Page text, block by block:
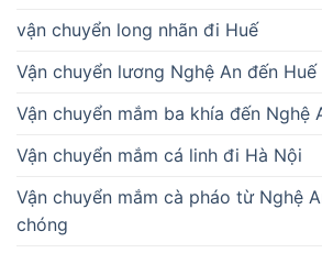
vận chuyển long nhãn đi Huế
Vận chuyển lương Nghệ An đến Huế
Vận chuyển mắm ba khía đến Nghệ
Vận chuyển mắm cá linh đi Hà Nội
Vận chuyển mắm cà pháo từ Nghệ
chóng